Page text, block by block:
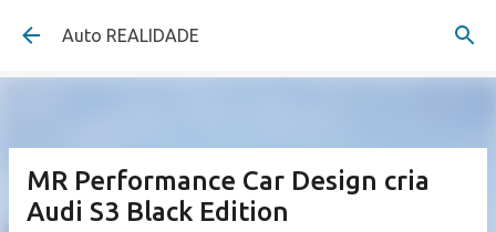
Pular para o conteúdo principal
Auto REALIDADE
MR Performance Car Design cria
Audi S3 Black Edition